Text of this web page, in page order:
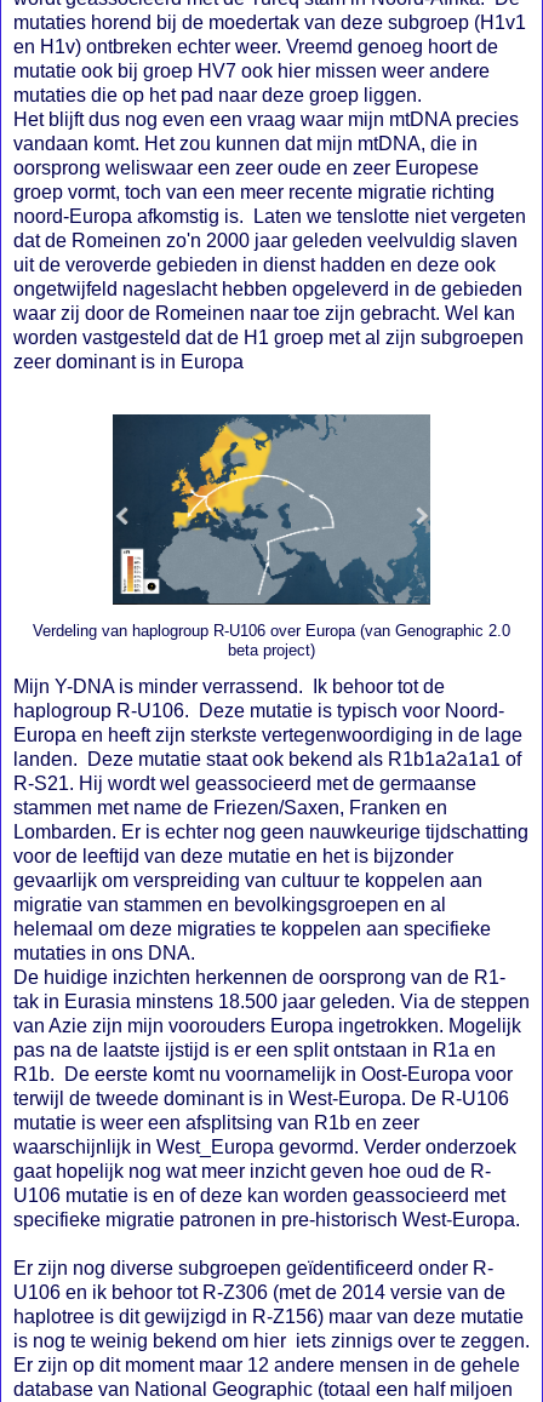
mutaties horend bij de moedertak van deze subgroep (H1v1
en H1v) ontbreken echter weer. Vreemd genoeg hoort de
mutatie ook bij groep HV7 ook hier missen weer andere
mutaties die op het pad naar deze groep liggen.
Het blijft dus nog even een vraag waar mijn mtDNA precies
vandaan komt. Het zou kunnen dat mijn mtDNA, die in
oorsprong weliswaar een zeer oude en zeer Europese
groep vormt, toch van een meer recente migratie richting
noord-Europa afkomstig is. Laten we tenslotte niet vergeten
dat de Romeinen zo'n 2000 jaar geleden veelvuldig slaven
uit de veroverde gebieden in dienst hadden en deze ook
ongetwijfeld nageslacht hebben opgeleverd in de gebieden
waar zij door de Romeinen naar toe zijn gebracht. Wel kan
worden vastgesteld dat de H1 groep met al zijn subgroepen
zeer dominant is in Europa
Verdeling van haplogroup R-U106 over Europa (van Genographic 2.0
beta project)
Mijn Y-DNA is minder verrassend. Ik behoor tot de
haplogroup R-U106. Deze mutatie is typisch voor Noord-
Europa en heeft zijn sterkste vertegenwoordiging in de lage
landen. Deze mutatie staat ook bekend als R1b1a2a1a1 of
R-S21. Hij wordt wel geassocieerd met de germaanse
stammen met name de Friezen/Saxen, Franken en
Lombarden. Er is echter nog geen nauwkeurige tijdschatting
voor de leeftijd van deze mutatie en het is bijzonder
gevaarlijk om verspreiding van cultuur te koppelen aan
migratie van stammen en bevolkingsgroepen en al
helemaal om deze migraties te koppelen aan specifieke
mutaties in ons DNA.
De huidige inzichten herkennen de oorsprong van de R1-
tak in Eurasia minstens 18.500 jaar geleden. Via de steppen
van Azie zijn mijn voorouders Europa ingetrokken. Mogelijk
pas na de laatste ijstijd is er een split ontstaan in R1a en
R1b. De eerste komt nu voornamelijk in Oost-Europa voor
terwijl de tweede dominant is in West-Europa. De R-U106
mutatie is weer een afsplitsing van R1b en zeer
waarschijnlijk in West_Europa gevormd. Verder onderzoek
gaat hopelijk nog wat meer inzicht geven hoe oud de R-
U106 mutatie is en of deze kan worden geassocieerd met
specifieke migratie patronen in pre-historisch West-Europa.
Er zijn nog diverse subgroepen geïdentificeerd onder R-
U106 en ik behoor tot R-Z306 (met de 2014 versie van de
haplotree is dit gewijzigd in R-Z156) maar van deze mutatie
is nog te weinig bekend om hier iets zinnigs over te zeggen.
Er zijn op dit moment maar 12 andere mensen in de gehele
database van National Geographic (totaal een half miljoen